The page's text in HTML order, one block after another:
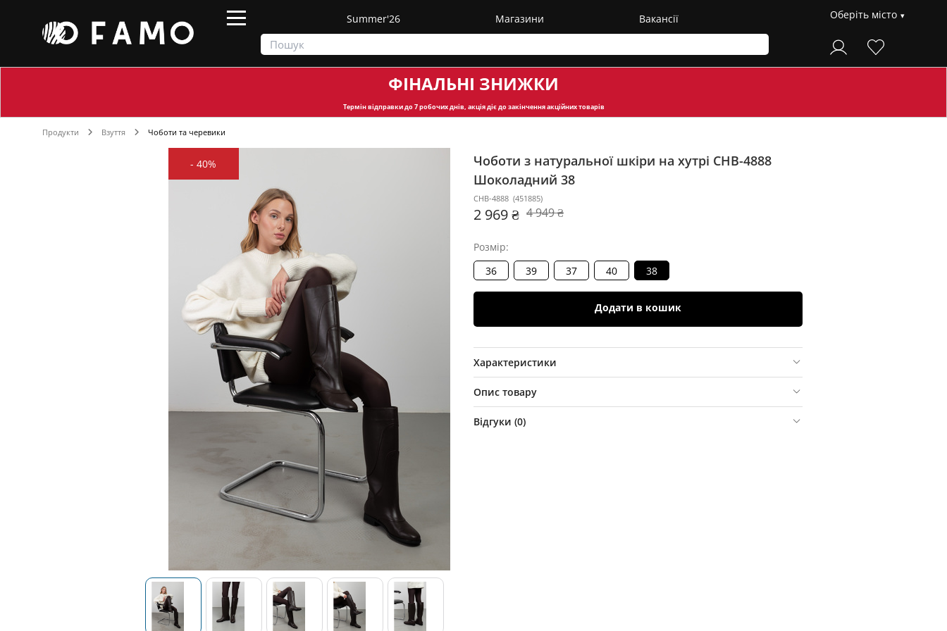
Summer'26 Магазини Вакансії Оберіть місто
ФІНАЛЬНІ ЗНИЖКИ
Термін відправкидо 7 робочих днів, акція діє до закінчення акційних товарів
Продукти Взуття Чоботи та черевики
-40%
Чоботи з натуральної шкіри на хутрі CHB-4888
Шоколадний 38
CHB-4888 (451885)
2 969 ₴ 4 949 ₴
Розмір:
36
39 37 40 38
Додати в кошик
Характеристики
Опис товару
Відгуки (0)